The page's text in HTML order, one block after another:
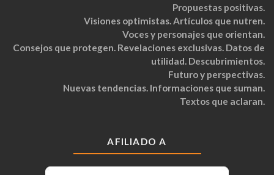
Propuestas positivas.
Visiones optimistas. Artículos que nutren.
Voces y personajes que orientan.
Consejos que protegen. Revelaciones exclusivas. Datos de
utilidad. Descubrimientos.
Futuro y perspectivas.
Nuevas tendencias. Informaciones que suman.
Textos que aclaran.
AFILIADO A